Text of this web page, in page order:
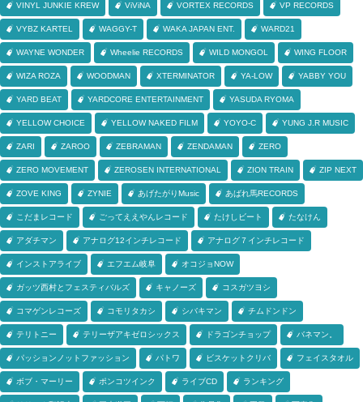
VINYL JUNKIE KREW ViViNA VORTEX RECORDS VP RECORDS
VYBZ KARTEL WAGGY-T WAKA JAPAN ENT. WARD21
WAYNE WONDER Wheelie RECORDS WILD MONGOL WING FLOOR
WIZA ROZA WOODMAN XTERMINATOR YA-LOW YABBY YOU
YARD BEAT YARDCORE ENTERTAINMENT YASUDA RYOMA
YELLOW CHOICE YELLOW NAKED FILM YOYO-C YUNG J.R MUSIC
ZARI ZAROO ZEBRAMAN ZENDAMAN ZERO
ZERO MOVEMENT ZEROSEN INTERNATIONAL ZION TRAIN ZIP NEXT
ZOVE KING ZYNIE あげたがりMusic あばれ馬RECORDS
こだまレコード ごってええやんレコード たけしビート たなけん
アダチマン アナログ12インチレコード アナログ７インチレコード
インストアライブ エフエム岐阜 オコジョNOW
ガッツ西村とフェスティバルズ キャノーズ コスガツヨシ
コマゲンレコーズ コモリタカシ シバキマン チムドンドン
テリトニー テリーザアキゼロシックス ドラゴンチョップ バネマン。
パッションノットファッション パトワ ビスケットクリバ フェイスタオル
ボブ・マーリー ポンコツインク ライブCD ランキング